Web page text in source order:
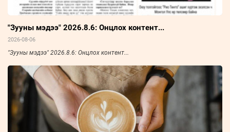
"Зууны мэдээ" 2026.8.6: Онцлох контент...
2026-08-06
"Зууны мэдээ" 2026.8.6: Онцлох контент...